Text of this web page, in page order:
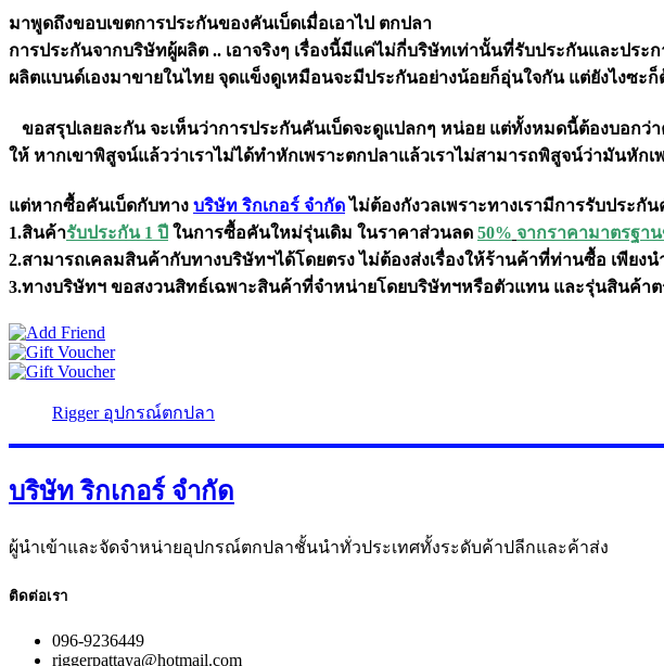
มาพูดถึงขอบเขตการประกันของคันเบ็ดเมื่อเอาไป ตกปลา
การประกันจากบริษัทผู้ผลิต .. เอาจริงๆ เรื่องนี้มีแค่ไม่กี่บริษัทเท่านั้นที่รับประกันและปร
ผลิตแบนด์เองมาขายในไทย จุดแข็งดูเหมือนจะมีประกันอย่างน้อยก็อุ่นใจกัน แต่ยังไง
ขอสรุปเลยละกัน จะเห็นว่าการประกันคันเบ็ดจะดูแปลกๆ หน่อย แต่ทั้งหมดนี้ต้องบอกว่
ให้ หากเขาพิสูจน์แล้วว่าเราไม่ได้ทำหักเพราะตกปลาแล้วเราไม่สามารถพิสูจน์ว่ามันหั
แต่หากซื้อคันเบ็ดกับทาง บริษัท ริกเกอร์ จำกัด ไม่ต้องกังวลเพราะทางเรามีการรับประกั
1.สินค้ารับประกัน 1 ปี ในการซื้อคันใหม่รุ่นเดิม ในราคาส่วนลด 50% จากราคามาตรฐา
2.สามารถเคลมสินค้ากับทางบริษัทฯได้โดยตรง ไม่ต้องส่งเรื่องให้ร้านค้าที่ท่านซื้อ เพี
3.ทางบริษัทฯ ขอสงวนสิทธ์เฉพาะสินค้าที่จำหน่ายโดยบริษัทฯหรือตัวแทน และรุ่นสินค้า
Rigger อุปกรณ์ตกปลา
บริษัท ริกเกอร์ จำกัด
ผู้นำเข้าและจัดจำหน่ายอุปกรณ์ตกปลาชั้นนำทั่วประเทศทั้งระดับค้าปลีกและค้าส่ง
ติดต่อเรา
096-9236449
riggerpattaya@hotmail.com